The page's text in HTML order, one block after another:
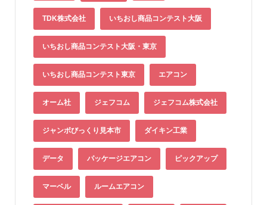
TDK株式会社 いちおし商品コンテスト大阪
いちおし商品コンテスト大阪・東京
いちおし商品コンテスト東京 エアコン
オーム社 ジェフコム ジェフコム株式会社
ジャンボびっくり見本市 ダイキン工業
データ パッケージエアコン ピックアップ
マーベル ルームエアコン